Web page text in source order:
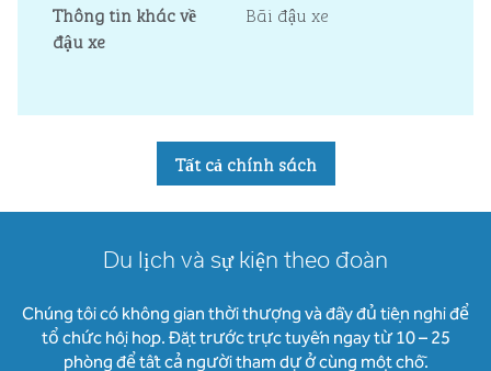
Thông tin khác về
đậu xe
Bãi đậu xe
Tất cả chính sách
Du lịch và sự kiện theo đoàn
Chúng tôi có không gian thời thượng và đầy đủ tiện nghi để
tổ chức hội họp. Đặt trước trực tuyến ngay từ 10 – 25
phòng để tất cả người tham dự ở cùng một chỗ.